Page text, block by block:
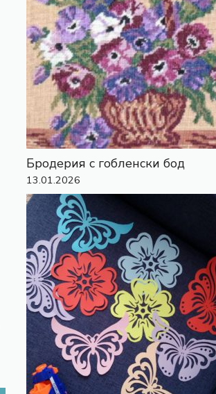
Бродерия с гобленски бод
13.01.2026